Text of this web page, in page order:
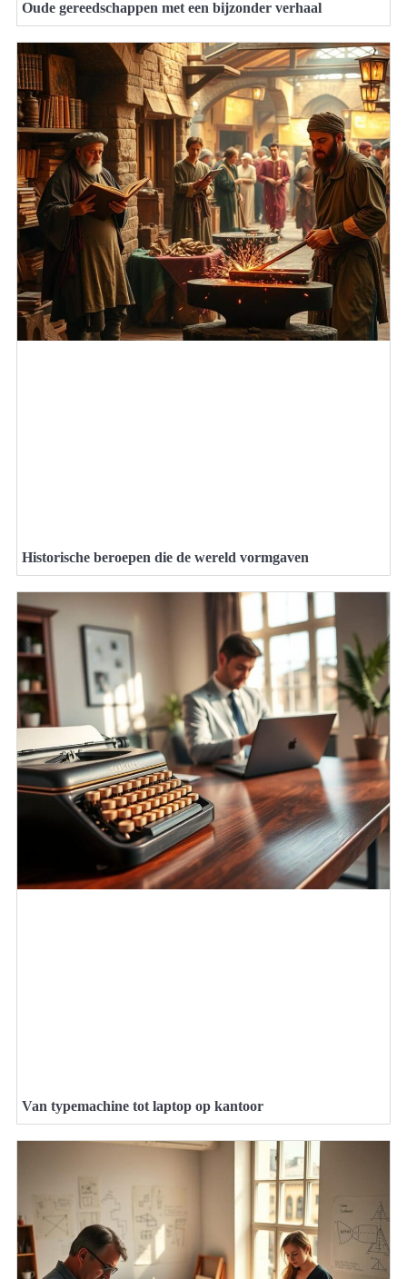
Oude gereedschappen met een bijzonder verhaal
Historische beroepen die de wereld vormgaven
Van typemachine tot laptop op kantoor